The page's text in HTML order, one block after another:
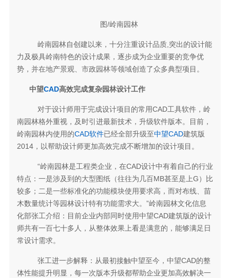
图/岭南园林
岭南园林自创建以来，十分注重设计品质,突出的设计能
力及极具岭南特色的设计成果，逐步成为企业重要的竞争优
势，并在地产景观、市政园林等领域创造了众多典型项目。
中望CAD高效完成复杂园林设计工作
对于设计师用于完成设计项目的常用CAD工具软件，岭
南园林格外重视，及时引进最新技术，升级软件版本。目前，
岭南园林内使用的CAD软件已经全部升级至中望CAD建筑版
2014，以帮助设计师更加高效完成不断增加的设计项目。
“岭南园林是工程类企业，在CAD设计中有着自己的行业
特点：一是涉及到的大型图纸（往往为几百MB甚至是上G）比
较多；二是一些标准化的功能模块使用要求高，而对布线、苗
木数量统计等园林设计特有功能需求大。”岭南园林文化信息
化部张工介绍：目前企业内部同时使用中望CAD建筑版的设计
师共有一百七十多人，从整体效果上看是满意的，能够满足日
常设计需求。
张工进一步解释：从最初接触中望至今，中望CAD的整
体性能提升明显，每一次版本升级都帮助企业更加高效解决一